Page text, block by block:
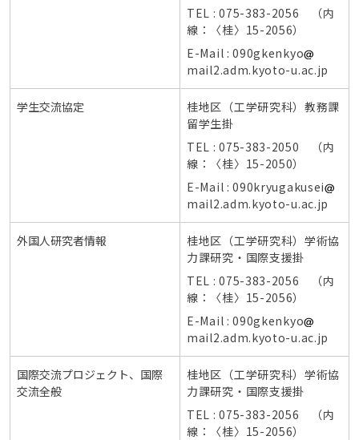
TEL : 075-383-2056 （内
線：〈桂〉15-2056）
E-Mail : 090gkenkyo
mail2.adm.kyoto-u.ac.jp
学生交流協定
桂地区（工学研究科）教務課
留学生掛
TEL : 075-383-2050 （内
線：〈桂〉15-2050）
E-Mail : 090kryugakusei
mail2.adm.kyoto-u.ac.jp
外国人研究者情報
桂地区（工学研究科）学術協
力課研究・国際支援掛
TEL : 075-383-2056 （内
線：〈桂〉15-2056）
E-Mail : 090gkenkyo
mail2.adm.kyoto-u.ac.jp
国際交流プロジェクト、国際
交流全般
桂地区（工学研究科）学術協
力課研究・国際支援掛
TEL : 075-383-2056 （内
線：〈桂〉15-2056）